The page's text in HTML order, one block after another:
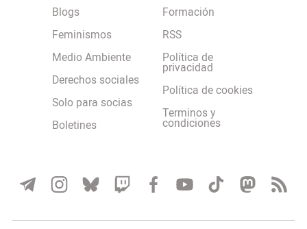
Blogs
Feminismos
Medio Ambiente
Derechos sociales
Solo para socias
Boletines
Formación
RSS
Política de
privacidad
Política de cookies
Terminos y
condiciones